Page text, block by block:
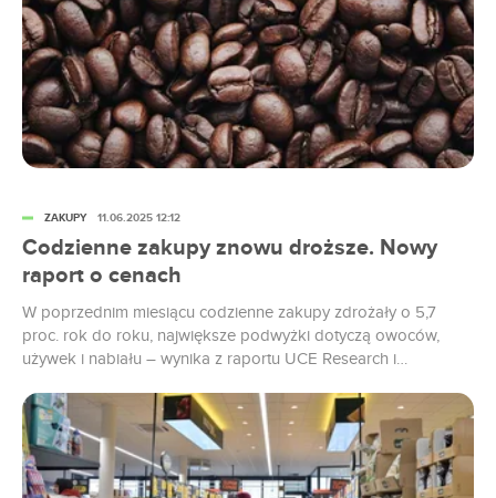
Codzienne zakupy znowu droższe. Nowy
raport o cenach
W poprzednim miesiącu codzienne zakupy zdrożały o 5,7
proc. rok do roku, największe podwyżki dotyczą owoców,
używek i nabiału – wynika z raportu UCE Research i
dynamiki wzrostu cen względem kwietnia stoją wysokie koszty
produkcji i dystrybucji, w tym wydatki na energię i
wynagrodzenia. Ale nie tylko. W maju...
ZAKUPY 11.06.2025 12:12